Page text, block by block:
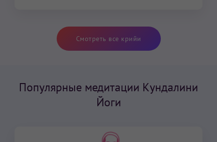
Смотреть все крийи
Популярные медитации Кундалини
Йоги